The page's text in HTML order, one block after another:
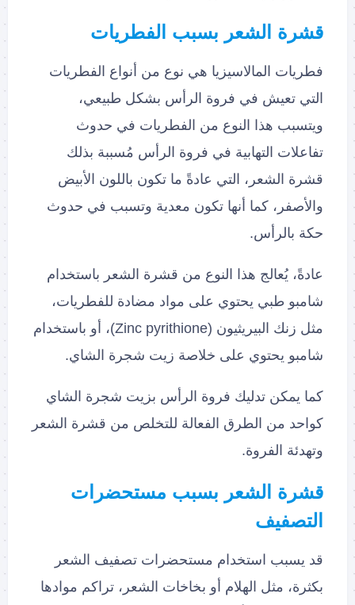
قشرة الشعر بسبب الفطريات
فطريات المالاسيزيا هي نوع من أنواع الفطريات
التي تعيش في فروة الرأس بشكل طبيعي،
ويتسبب هذا النوع من الفطريات في حدوث
تفاعلات التهابية في فروة الرأس مُسببة بذلك
قشرة الشعر، التي عادةً ما تكون باللون الأبيض
والأصفر، كما أنها تكون معدية وتسبب في حدوث
حكة بالرأس.
عادةً، يُعالج هذا النوع من قشرة الشعر باستخدام
شامبو طبي يحتوي على مواد مضادة للفطريات،
مثل زنك البيريثيون (Zinc pyrithione)، أو باستخدام
شامبو يحتوي على خلاصة زيت شجرة الشاي.
كما يمكن تدليك فروة الرأس بزيت شجرة الشاي
كواحد من الطرق الفعالة للتخلص من قشرة الشعر
وتهدئة الفروة.
قشرة الشعر بسبب مستحضرات
التصفيف
قد يسبب استخدام مستحضرات تصفيف الشعر
بكثرة، مثل الهلام أو بخاخات الشعر، تراكم موادها